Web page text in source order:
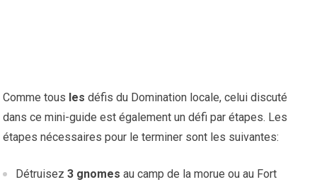
Comme tous les défis du Domination locale, celui discuté
dans ce mini-guide est également un défi par étapes. Les
étapes nécessaires pour le terminer sont les suivantes:
Détruisez3 gnomes au camp de la morue ou au Fort